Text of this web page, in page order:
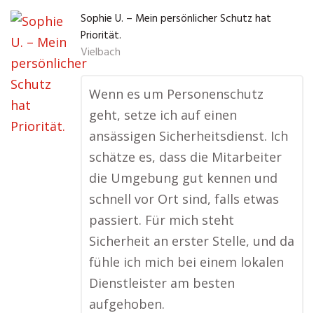
Sophie U. – Mein persönlicher Schutz hat
Priorität.
Vielbach
Wenn es um Personenschutz
geht, setze ich auf einen
ansässigen Sicherheitsdienst. Ich
schätze es, dass die Mitarbeiter
die Umgebung gut kennen und
schnell vor Ort sind, falls etwas
passiert. Für mich steht
Sicherheit an erster Stelle, und da
fühle ich mich bei einem lokalen
Dienstleister am besten
aufgehoben.